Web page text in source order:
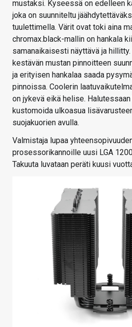
mustaksi. Kyseessä on edelleen
joka on suunniteltu
tuulettimella. Värit ovat toki aina
chromax.black-mallin on hankala
samanaikaisesti näyttävä ja
kestävän mustan pinnoitteen
ja erityisen hankalaa saada
pinnoissa. Coolerin
on jykevä eikä helise.
kustomoida ulkoasua
suojakuorien avulla.
Valmistaja lupaa
prosessorikannoille uusi LGA
Takuuta luvataan peräti kuusi